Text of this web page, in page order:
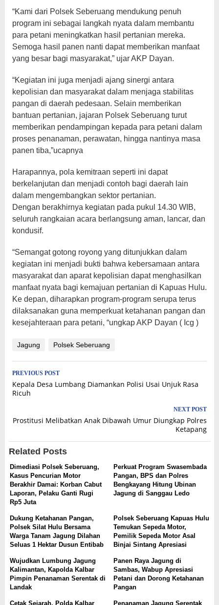
“Kami dari Polsek Seberuang mendukung penuh
program ini sebagai langkah nyata dalam membantu
para petani meningkatkan hasil pertanian mereka.
Semoga hasil panen nanti dapat memberikan manfaat
yang besar bagi masyarakat,” ujar AKP Dayan.
“Kegiatan ini juga menjadi ajang sinergi antara
kepolisian dan masyarakat dalam menjaga stabilitas
pangan di daerah pedesaan. Selain memberikan
bantuan pertanian, jajaran Polsek Seberuang turut
memberikan pendampingan kepada para petani dalam
proses penanaman, perawatan, hingga nantinya masa
panen tiba,”ucapnya
Harapannya, pola kemitraan seperti ini dapat
berkelanjutan dan menjadi contoh bagi daerah lain
dalam mengembangkan sektor pertanian.
Dengan berakhirnya kegiatan pada pukul 14.30 WIB,
seluruh rangkaian acara berlangsung aman, lancar, dan
kondusif.
“Semangat gotong royong yang ditunjukkan dalam
kegiatan ini menjadi bukti bahwa kebersamaan antara
masyarakat dan aparat kepolisian dapat menghasilkan
manfaat nyata bagi kemajuan pertanian di Kapuas Hulu.
Ke depan, diharapkan program-program serupa terus
dilaksanakan guna memperkuat ketahanan pangan dan
kesejahteraan para petani, “ungkap AKP Dayan ( Icg )
Jagung Polsek Seberuang
Post
navigation
PREVIOUS POST
Kepala Desa Lumbang Diamankan Polisi Usai Unjuk Rasa
Ricuh
NEXT POST
Prostitusi Melibatkan Anak Dibawah Umur Diungkap Polres
Ketapang
Related Posts
Dimediasi Polsek Seberuang,
Kasus Pencurian Motor
Berakhir Damai: Korban Cabut
Laporan, Pelaku Ganti Rugi
Rp5 Juta
Perkuat Program Swasembada
Pangan, BPS dan Polres
Bengkayang Hitung Ubinan
Jagung di Sanggau Ledo
Dukung Ketahanan Pangan,
Polsek Silat Hulu Bersama
Warga Tanam Jagung Dilahan
Seluas 1 Hektar Dusun Entibab
Polsek Seberuang Kapuas Hulu
Temukan Sepeda Motor,
Pemilik Sepeda Motor Asal
Binjai Sintang Apresiasi
Wujudkan Lumbung Jagung
Kalimantan, Kapolda Kalbar
Pimpin Penanaman Serentak di
Landak
Panen Raya Jagung di
Sambas, Wabup Apresiasi
Petani dan Dorong Ketahanan
Pangan
Cetak Sejarah, Polda Kalbar
Penanaman Jagung Serentak